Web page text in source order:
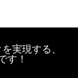
実現する、
す！